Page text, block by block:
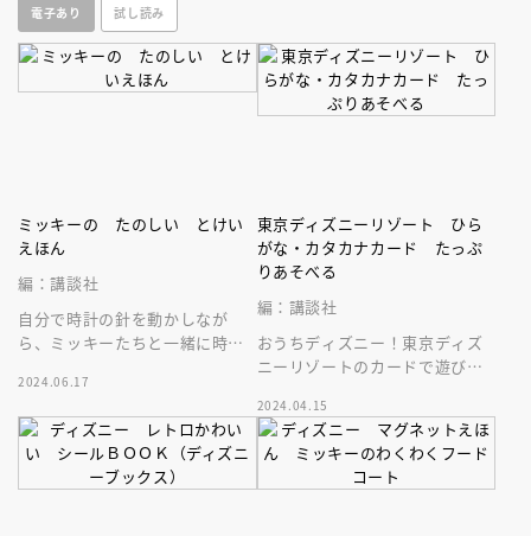
ニサイズ★
電子あり 試し読み
ミッキーの たのしい とけい
えほん
編：講談社
自分で時計の針を動かしなが
ら、ミッキーたちと一緒に時計
ん」。３歳からの知育に！回せ
る時計つき。
2024.06.17
東京ディズニーリゾート ひら
がな・カタカナカード たっぷ
りあそべる
編：講談社
おうちディズニー！東京ディズ
ニーリゾートのカードで遊びな
えられる！５つの遊び＆カード
９２枚入！
2024.04.15